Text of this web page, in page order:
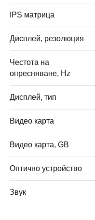
IPS матрица
Дисплей, резолюция
Честота на
опресняване, Hz
Дисплей, тип
Видео карта
Видео карта, GB
Оптично устройство
Звук